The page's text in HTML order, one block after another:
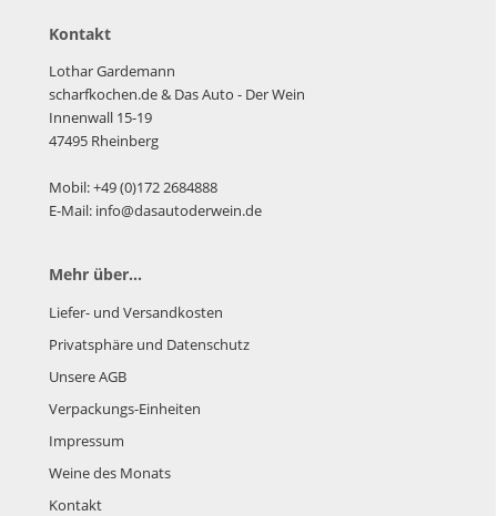
Kontakt
Lothar Gardemann
scharfkochen.de& Das Auto - Der Wein
Innenwall 15-19
47495 Rheinberg
Mobil: +49 (0)172 2684888
E-Mail: info@dasautoderwein.de
Mehr über...
Liefer- und Versandkosten
Privatsphäre und Datenschutz
Unsere AGB
Verpackungs-Einheiten
Impressum
Weine des Monats
Kontakt